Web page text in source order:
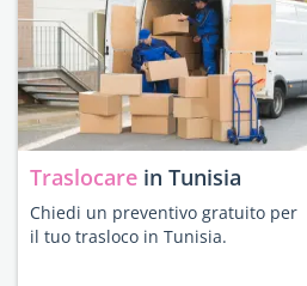
Traslocare in Tunisia
Chiedi un preventivo gratuito per
il tuo trasloco in Tunisia.